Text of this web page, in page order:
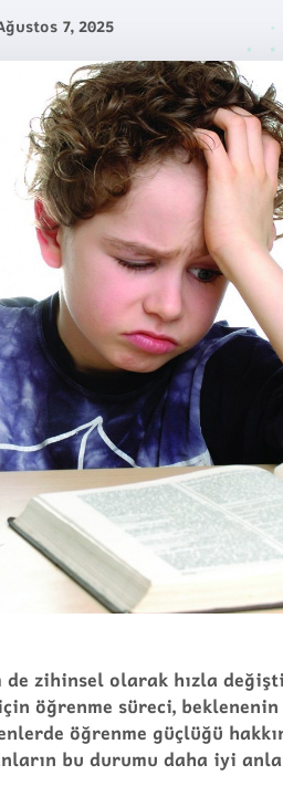
7, 2025
de zihinsel olarak hızla
öğrenme süreci, beklenenin
öğrenme güçlüğü
bu durumu daha iyi